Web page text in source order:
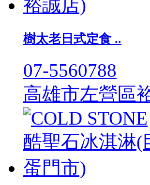
樹太老日式定食 ..
07-5560788
高雄市左營區